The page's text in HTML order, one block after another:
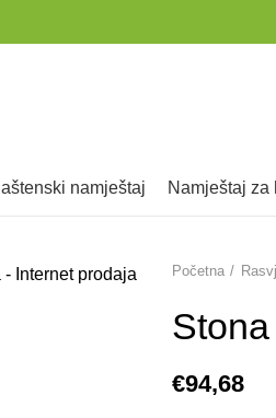
baštenski namještaj namještaj
Početna
€